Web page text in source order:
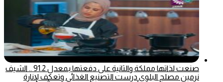
صنعت لذاتها مملكة والثانية على دفعتها بمعدل 91.2 .. الشيف
نرمين مصلح البلوي درست التصنيع الغذائي وتعكف لإنارة